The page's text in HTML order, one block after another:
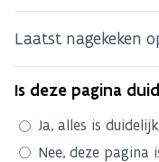
Laatst nagekeken
Is deze pagina
Ja, alles is duidelijk
Nee, deze